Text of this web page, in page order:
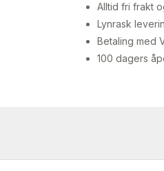
Alltid fri frakt
Lynrask
Betaling med
100 dagers